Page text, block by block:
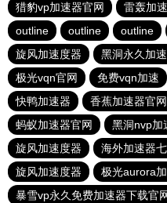
猎豹vp加速器官网
雷轰加
outline
outline outline
旋风加速度器
黑洞永久加
极光vqn官网
免费vqn加速
快鸭加速器
香蕉加速器官
蚂蚁加速器官网
黑洞nvp加
旋风加速度器
海外加速器
旋风加速度器
极光aurora
暴雪vp永久免费加速器下载官